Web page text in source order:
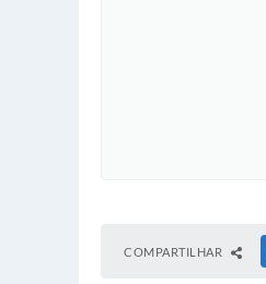
COMPARTILHAR